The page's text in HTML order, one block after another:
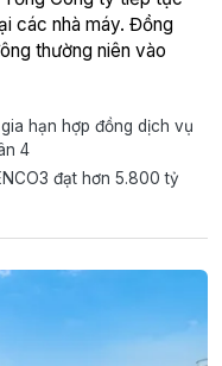
các nhà máy. Đồng
thường niên vào
hạn hợp đồng dịch vụ
4
đạt hơn 5.800 tỷ